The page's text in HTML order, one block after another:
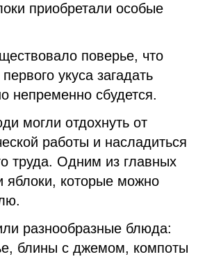
приобретали особые
поверье, что
укуса загадать
непременно сбудется.
могли отдохнуть от
работы и насладиться
труда. Одним из главных
яблоки, которые можно
разнообразные блюда:
блины с джемом, компоты